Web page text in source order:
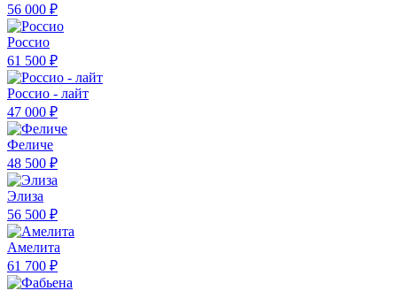
56 000 ₽
Россио
61 500 ₽
Россио - лайт
47 000 ₽
Феличе
48 500 ₽
Элиза
56 500 ₽
Амелита
61 700 ₽